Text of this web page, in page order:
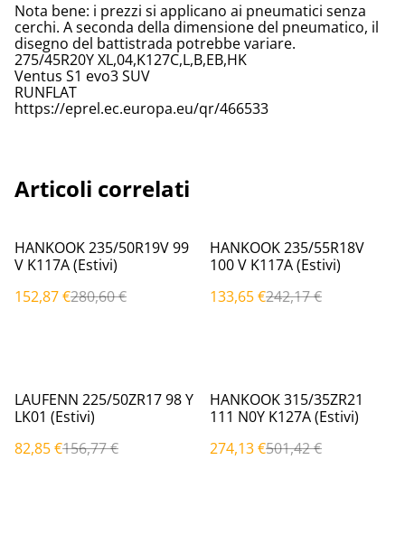
Nota bene: i prezzi si applicano ai pneumatici senza
cerchi. A seconda della dimensione del pneumatico, il
disegno del battistrada potrebbe variare.
275/45R20Y XL,04,K127C,L,B,EB,HK
Ventus S1 evo3 SUV
RUNFLAT
https://eprel.ec.europa.eu/qr/466533
Articoli correlati
%
HANKOOK 235/50R19V 99
V K117A (Estivi)
152,87 €280,60 €
%
HANKOOK 235/55R18V
100 V K117A (Estivi)
133,65 €242,17 €
%
LAUFENN 225/50ZR17 98 Y
LK01 (Estivi)
82,85 €156,77 €
%
HANKOOK 315/35ZR21
111 N0Y K127A (Estivi)
274,13 €501,42 €